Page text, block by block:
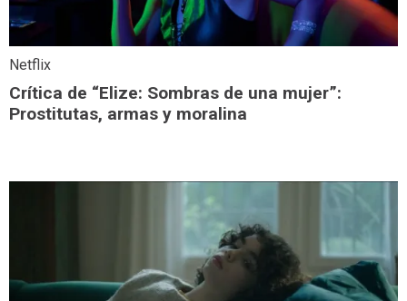
Netflix
Crítica de “Elize: Sombras de una mujer”:
Prostitutas, armas y moralina